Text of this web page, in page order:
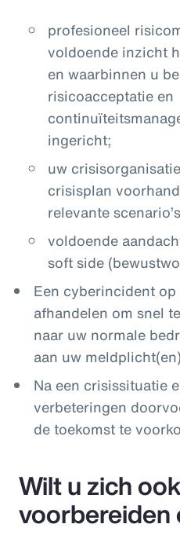
profesioneel
voldoende inzicht
en waarbinnen u
risicoacceptatie en
ingericht;
uw
crisisplan
relevante
voldoende
soft side
Een cyberincident
afhandelen om snel
naar uw normale
aan uw meldplicht(en)
Na een crisissituatie
verbeteringen
de toekomst te
Wilt u zich
voorbereiden